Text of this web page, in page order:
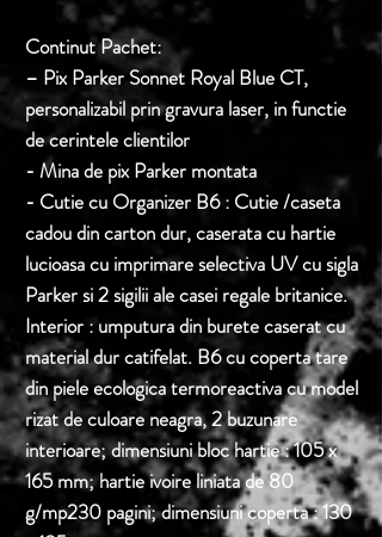
Continut Pachet:
– Pix Parker Sonnet Royal Blue CT,
personalizabil prin gravura laser, in functie
de cerintele clientilor
- Mina de pix Parker montata
- Cutie cu Organizer B6 : Cutie /caseta
cadou din carton dur, caserata cu hartie
lucioasa cu imprimare selectiva UV cu sigla
Parker si 2 sigilii ale casei regale britanice.
Interior : umputura din burete caserat cu
material dur catifelat. B6 cu coperta tare
din piele ecologica termoreactiva cu model
rizat de culoare neagra, 2 buzunare
interioare; dimensiuni bloc hartie : 105 x
165 mm; hartie ivoire liniata de 80
g/mp230 pagini; dimensiuni coperta : 130